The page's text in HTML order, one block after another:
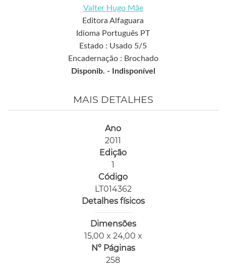
Valter Hugo Mãe
Editora Alfaguara
Idioma Português PT
Estado : Usado 5/5
Encadernação : Brochado
Disponib. -
Indisponível
MAIS DETALHES
Ano
2011
Edição
1
Código
LT014362
Detalhes físicos
Dimensões
15,00 x 24,00 x
Nº Páginas
258